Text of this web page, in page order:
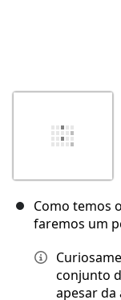
Como temos
faremos um
conjunto
apesar da